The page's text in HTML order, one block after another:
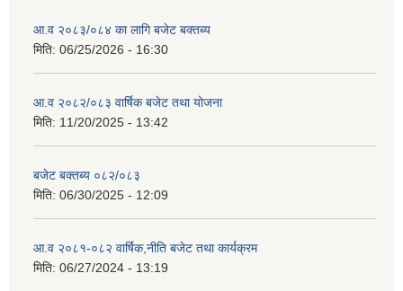
आ.व २०८३/०८४ का लागि बजेट बक्तब्य
मिति: 06/25/2026 - 16:30
आ.व २०८२/०८३ वार्षिक बजेट तथा योजना
मिति: 11/20/2025 - 13:42
बजेट बक्तब्य ०८२/०८३
मिति: 06/30/2025 - 12:09
आ.व २०८१-०८२ वार्षिक,नीति बजेट तथा कार्यक्रम
मिति: 06/27/2024 - 13:19